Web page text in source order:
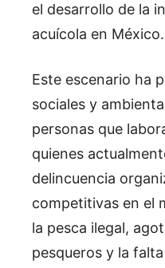
el desarrollo de la
acuícola en México.
Este escenario ha
sociales y
personas que
quienes
delincuencia
competitivas en el
la pesca ilegal,
pesqueros y la